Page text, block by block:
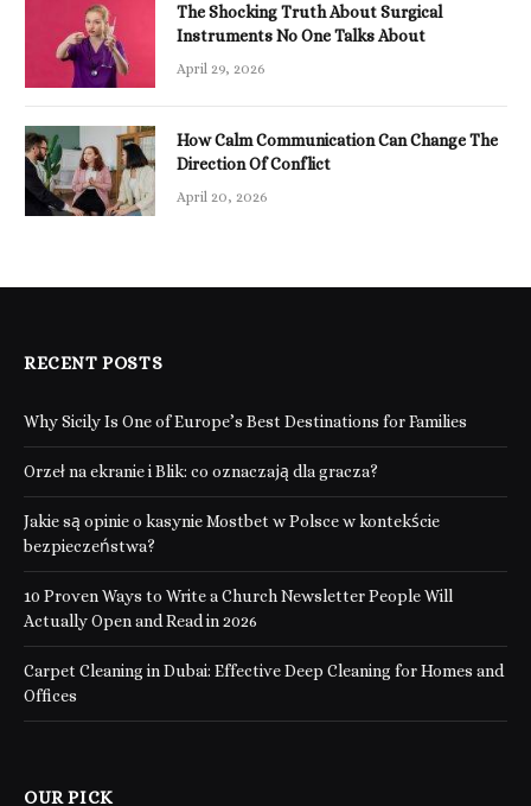
The Shocking Truth About Surgical
Instruments No One Talks About
April 29, 2026
How Calm Communication Can Change The
Direction Of Conflict
April 20, 2026
RECENT POSTS
Why Sicily Is One of Europe’s Best Destinations for Families
Orzeł na ekranie i Blik: co oznaczają dla gracza?
Jakie są opinie o kasynie Mostbet w Polsce w kontekście
bezpieczeństwa?
10 Proven Ways to Write a Church Newsletter People Will
Actually Open and Read in 2026
Carpet Cleaning in Dubai: Effective Deep Cleaning for Homes and
Offices
OUR PICK